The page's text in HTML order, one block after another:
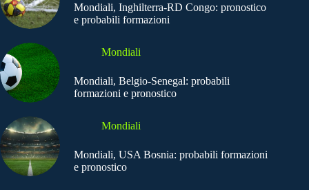
Mondiali, Inghilterra-RD Congo: pronostico
e probabili formazioni
Mondiali
Mondiali, Belgio-Senegal: probabili
formazioni e pronostico
Mondiali
Mondiali, USA Bosnia: probabili formazioni
e pronostico